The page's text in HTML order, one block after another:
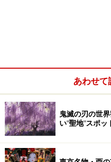
あわせて
鬼滅の刃の世
い"聖地"スポッ